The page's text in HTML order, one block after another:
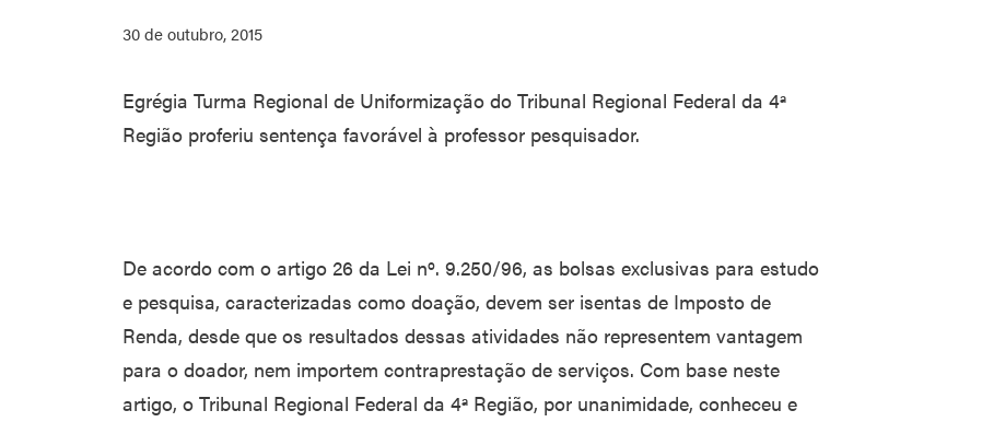
30 de outubro, 2015
Egrégia Turma Regional de Uniformização do Tribunal Regional Federal da 4ª
Região proferiu sentença favorável à professor pesquisador.
De acordo com o artigo 26 da Lei nº. 9.250/96, as bolsas exclusivas para estudo
e pesquisa, caracterizadas como doação, devem ser isentas de Imposto de
Renda, desde que os resultados dessas atividades não representem vantagem
para o doador, nem importem contraprestação de serviços. Com base neste
artigo, o Tribunal Regional Federal da 4ª Região, por unanimidade, conheceu e